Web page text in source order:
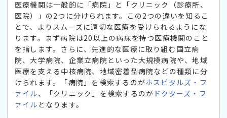
医療機関は一般的に「病院」と「クリニック（診療所、
医院）」の2つに分けられます。この2つの違いを知るこ
とで、よりスムーズに適切な医療を受けられるようにな
ります。まず病院は20以上の病床を持つ医療機関のこと
を指します。さらに、先進的な医療に取り組む国立病
院、大学病院、企業立病院といった大規模病院や、地域
医療を支える中核病院、地域密着型病院などの種類に分
けられます。「病院」を検索するのがホスピタルズ・フ
ァイル、「クリニック」を検索するのが ドクターズ・フ
ァイル となります。